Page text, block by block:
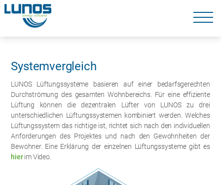
Navigation
überspringen
Navigation
Systemvergleich
LUNOS Lüftungssysteme basieren auf einer bedarfsgerechten
Durchströmung des gesamten Wohnbereichs. Für eine effiziente
Lüftung können die dezentralen Lüfter von LUNOS zu drei
unterschiedlichen Lüftungssystemen kombiniert werden. Welches
Lüftungssystem das richtige ist, richtet sich nach den individuellen
Anforderungen des Projektes und nach den Gewohnheiten der
Bewohner. Eine Erklärung der einzelnen Lüftungssysteme gibt es
hierim Video.